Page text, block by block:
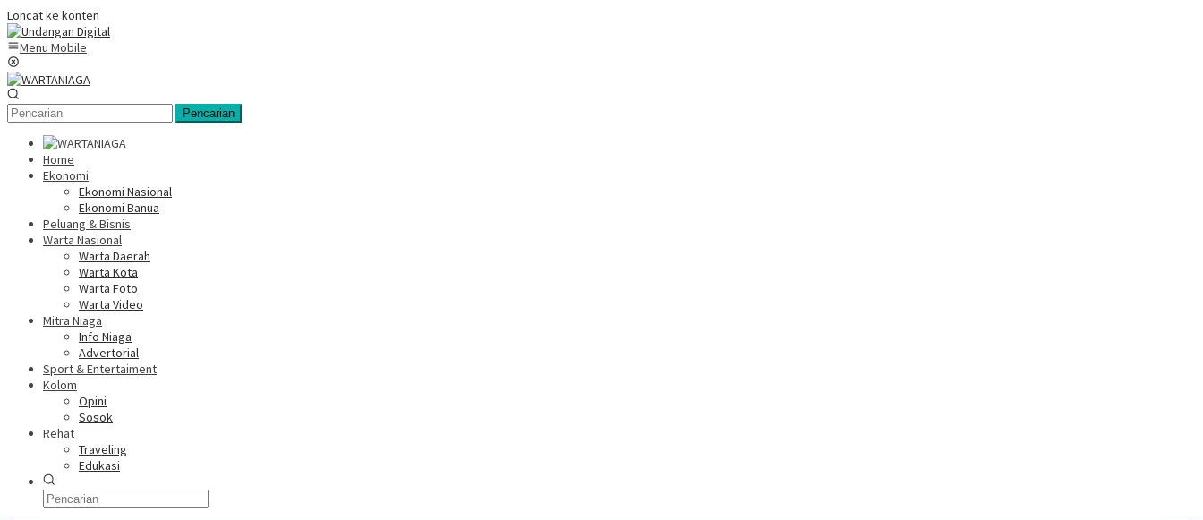
Loncat ke konten
Menu Mobile
Pencarian
Home
Ekonomi
Ekonomi Nasional
Ekonomi Banua
Peluang & Bisnis
Warta Nasional
Warta Daerah
Warta Kota
Warta Foto
Warta Video
Mitra Niaga
Info Niaga
Advertorial
Sport & Entertaiment
Kolom
Opini
Sosok
Rehat
Traveling
Edukasi